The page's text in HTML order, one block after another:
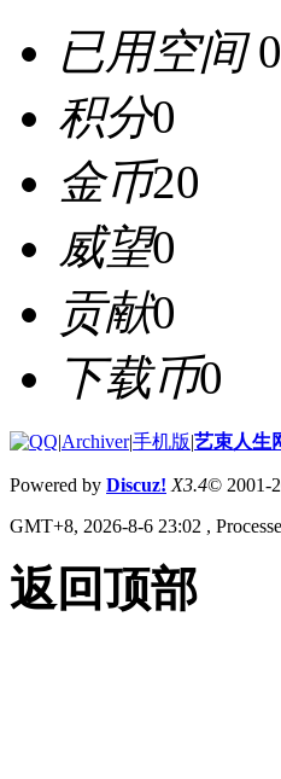
已用空间
积分0
金币20
威望0
贡献0
下载币0
|Archiver|手机版|艺束人生
Powered by Discuz! X3.4© 2001-
GMT+8, 2026-8-6 23:02 ,
返回顶部